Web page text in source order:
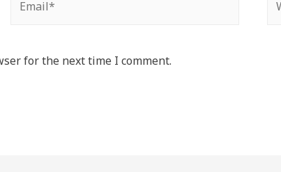
for the next time I comment.